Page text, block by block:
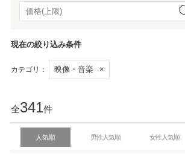
現在の絞り込み条件
カテゴリ： 映像・音楽 ×
全341件
人気順 男性人気順 女性人気順